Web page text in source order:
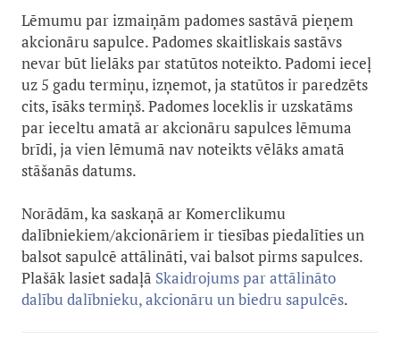
Lēmumu par izmaiņām padomes sastāvā pieņem
akcionāru sapulce. Padomes skaitliskais sastāvs
nevar būt lielāks par statūtos noteikto. Padomi ieceļ
uz 5 gadu termiņu, izņemot, ja statūtos ir paredzēts
cits, īsāks termiņš. Padomes loceklis ir uzskatāms
par ieceltu amatā ar akcionāru sapulces lēmuma
brīdi, ja vien lēmumā nav noteikts vēlāks amatā
stāšanās datums.
Norādām, ka saskaņā ar Komerclikumu
dalībniekiem/akcionāriem ir tiesības piedalīties un
balsot sapulcē attālināti, vai balsot pirms sapulces.
Plašāk lasiet sadaļā Skaidrojums par attālināto
dalību dalībnieku, akcionāru un biedru sapulcēs.